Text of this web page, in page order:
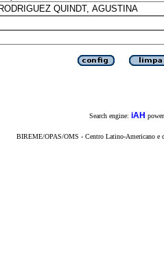
Search engine: iAH
BIREME/OPAS/OMS - Centro Latino-Americano e